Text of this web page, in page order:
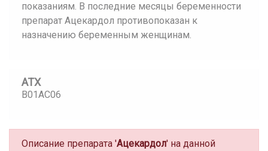
показаниям. В последние месяцы беременности
препарат Ацекардол противопоказан к
назначению беременным женщинам.
АТХ
B01AC06
Описание препарата 'Ацекардол' на данной